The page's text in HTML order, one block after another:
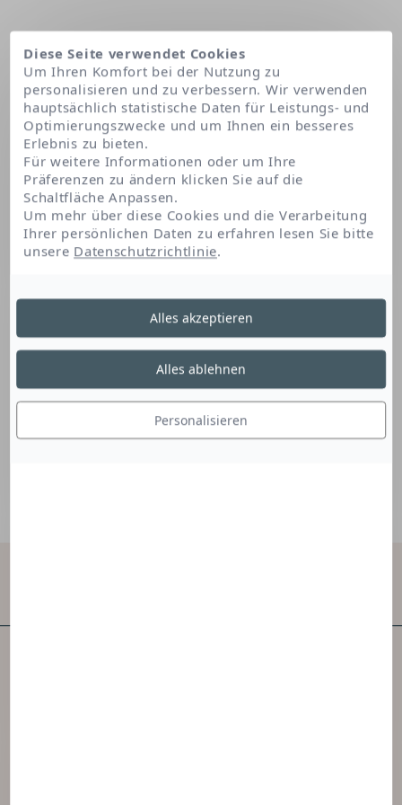
Startseite Arachidyl alcohol
Arachidyl Alcohol
Diese Seite verwendet Cookies
Um Ihren Komfort bei der Nutzung zu
personalisieren und zu verbessern. Wir verwenden
hauptsächlich statistische Daten für Leistungs- und
Optimierungszwecke und um Ihnen ein besseres
Erlebnis zu bieten.
Für weitere Informationen oder um Ihre
Präferenzen zu ändern klicken Sie auf die
Schaltfläche Anpassen.
Um mehr über diese Cookies und die Verarbeitung
Ihrer persönlichen Daten zu erfahren lesen Sie bitte
unsere Datenschutzrichtlinie.
Personalisieren
Alles ablehnen
Alles akzeptieren